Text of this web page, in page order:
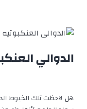
الدوالي
هل لاحظت تلك الخيوط